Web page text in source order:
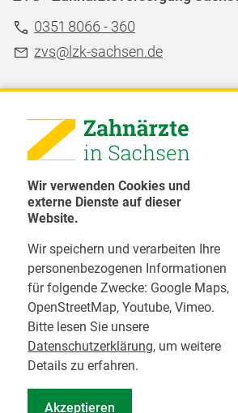
Wir verwenden Cookies und
externe Dienste auf dieser
Website.
Wir speichern und verarbeiten Ihre
personenbezogenen Informationen
für folgende Zwecke: Google Maps,
OpenStreetMap, Youtube, Vimeo.
Bitte lesen Sie unsere
Datenschutzerklärung, um weitere
Details zu erfahren.
Akzeptieren
0351 8066 - 360
zvs@lzk-sachsen.de
LAGZ -
Jugendzahnpflege des
Karriere
Inserate
Praktikum in einer Zahnarztpraxis
Jobs im Zahnärztehaus
Presse
Pressemitteilungen